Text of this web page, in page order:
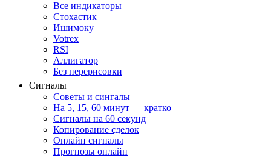
Все индикаторы
Стохастик
Ишимоку
Votrex
RSI
Аллигатор
Без перерисовки
Сигналы
Советы и сингалы
На 5, 15, 60 минут — кратко
Сигналы на 60 секунд
Копирование сделок
Онлайн сигналы
Прогнозы онлайн